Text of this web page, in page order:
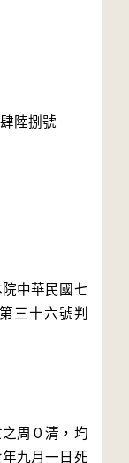
中華民國七
三十六號判
周０清，均
九月一日死